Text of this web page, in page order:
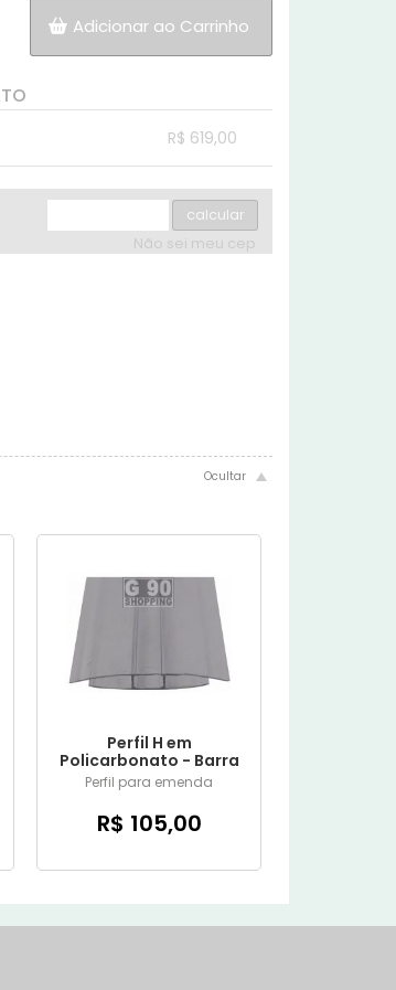
Adicionar ao Carrinho
R$ 619,00
....
calcular
Não sei meu cep
Perfil H em
Policarbonato - Barra
de 6 metros
Perfil para emenda
R$ 105,00